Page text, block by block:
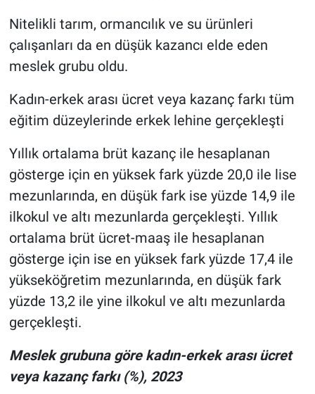
Nitelikli tarım, ormancılık ve su ürünleri
çalışanları da en düşük kazancı elde eden
meslek grubu oldu.
Kadın-erkek arası ücret veya kazanç farkı tüm
eğitim düzeylerinde erkek lehine gerçekleşti
Yıllık ortalama brüt kazanç ile hesaplanan
gösterge için en yüksek fark yüzde 20,0 ile lise
mezunlarında, en düşük fark ise yüzde 14,9 ile
ilkokul ve altı mezunlarda gerçekleşti. Yıllık
ortalama brüt ücret-maaş ile hesaplanan
gösterge için ise en yüksek fark yüzde 17,4 ile
yükseköğretim mezunlarında, en düşük fark
yüzde 13,2 ile yine ilkokul ve altı mezunlarda
gerçekleşti.
Meslek grubuna göre kadın-erkek arası ücret
veya kazanç farkı (%), 2023